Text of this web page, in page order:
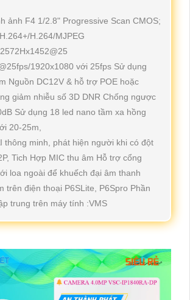
ảnh F4 1/2.8" Progressive Scan CMOS;
H.264/MJPEG
1920x1080 với 25fps Sử dụng
Nguồn DC12V & hỗ trợ POE hoặc
giảm nhiễu số 3D DNR Chống ngược
Sử dụng 18 led nano tầm xa hồng
20-25m,
thông minh, phát hiện người khi có đột
Tich Hợp MIC thu âm Hỗ trợ cổng
loa ngoài để khuếch đại âm thanh
trên điện thoại P6SLite, P6Spro Phần
trung trên máy tính :VMS